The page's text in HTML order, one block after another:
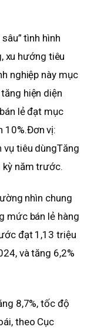
tình hình
xu hướng tiêu
nghiệp này mục
hiện diện
lẻ đạt mục
10%.Đơn vị:
vụ tiêu dùngTăng
năm trước.
nhìn chung
mức bán lẻ hàng
đạt 1,13 triệu
và tăng 6,2%
8,7%, tốc độ
theo Cục